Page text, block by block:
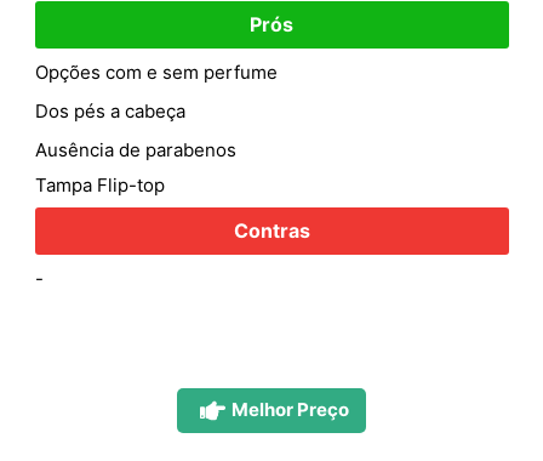
Prós
Opções com e sem perfume
Dos pés a cabeça
Ausência de parabenos
Tampa Flip-top
Contras
-
Melhor Preço